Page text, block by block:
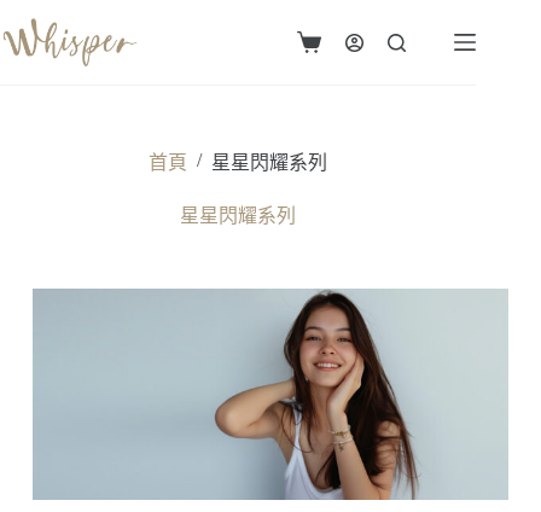
首頁 / 星星閃耀系列
星星閃耀系列